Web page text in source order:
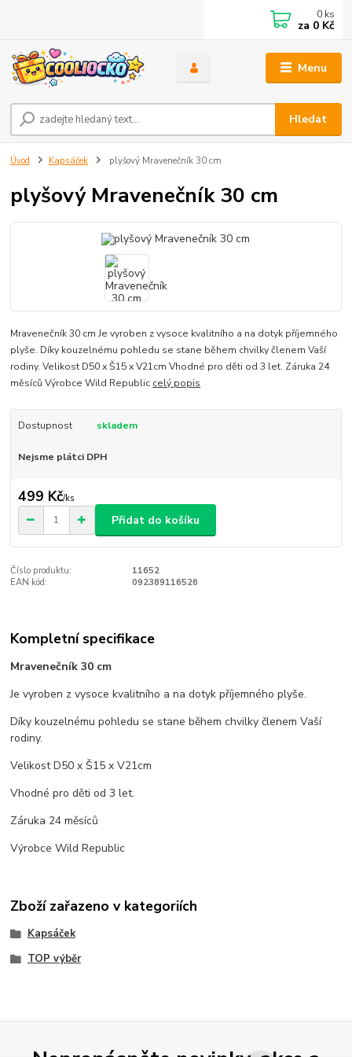
Menu
Hledat
0 ks
za 0 Kč
Úvod Kapsáček plyšový Mravenečník 30 cm
plyšový Mravenečník 30 cm
Mravenečník 30 cm Je vyroben z vysoce kvalitního a na dotyk příjemného
plyše. Díky kouzelnému pohledu se stane během chvilky členem Vaší
rodiny. Velikost D50 x Š15 x V21cm Vhodné pro děti od 3 let. Záruka 24
měsíců Výrobce Wild Republic celý popis
Dostupnost skladem
Nejsme plátci DPH
499 Kč/ks
Přidat do košíku
Číslo produktu:
11652
EAN kód:
092389116526
Kompletní specifikace
Mravenečník 30 cm
Je vyroben z vysoce kvalitního a na dotyk příjemného plyše.
Díky kouzelnému pohledu se stane během chvilky členem Vaší
rodiny.
Velikost D50 x Š15 x V21cm
Vhodné pro děti od 3 let.
Záruka 24 měsíců
Výrobce Wild Republic
Zboží zařazeno v kategoriích
Kapsáček
TOP výběr